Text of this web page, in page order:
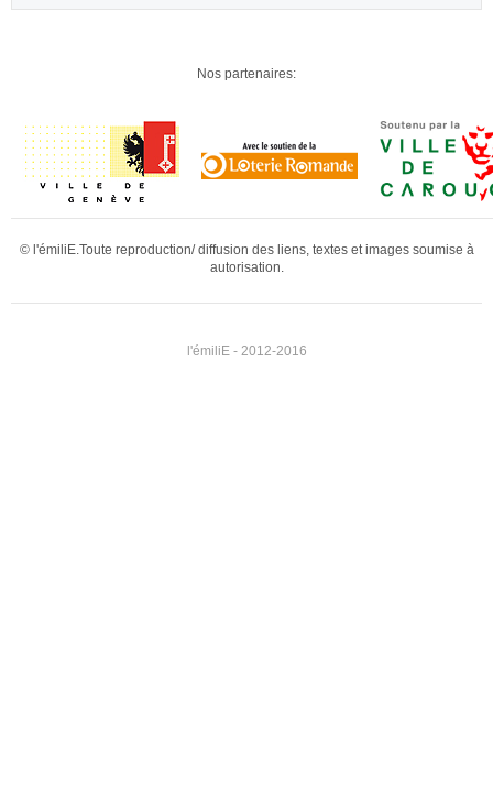
Nos partenaires:
© l'émiliE.Toute reproduction/ diffusion des liens, textes et images soumise à
autorisation.
l'émiliE - 2012-2016